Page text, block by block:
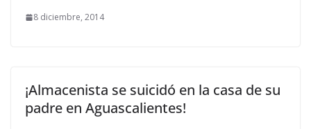
8 diciembre, 2014
¡Almacenista se suicidó en la casa de su
padre en Aguascalientes!